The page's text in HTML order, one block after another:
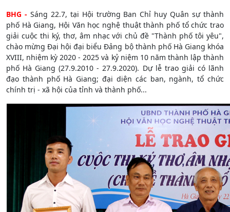
BHG -Sáng 22.7, tại Hội trường Ban Chỉ huy Quân sự thành
phố Hà Giang, Hội Văn học nghệ thuật thành phố tổ chức trao
giải cuộc thi ký, thơ, âm nhạc với chủ đề "Thành phố tôi yêu",
chào mừng Đại hội đại biểu Đảng bộ thành phố Hà Giang khóa
XVIII, nhiệm kỳ 2020 - 2025 và kỷ niệm 10 năm thành lập thành
phố Hà Giang (27.9.2010 - 27.9.2020). Dự lễ trao giải có lãnh
đạo thành phố Hà Giang; đại diện các ban, ngành, tổ chức
chính trị - xã hội của tỉnh và thành phố...